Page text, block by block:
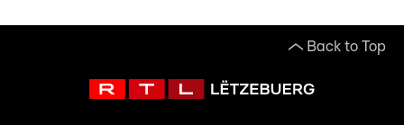
Back to Top